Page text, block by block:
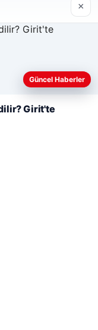
×
Güncel Haberler
Girit'te